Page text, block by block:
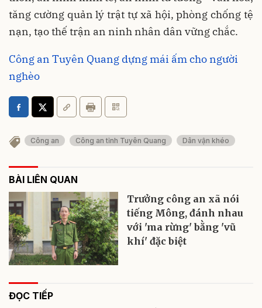
tăng cường quản lý trật tự xã hội, phòng chống tệ
nạn, tạo thế trận an ninh nhân dân vững chắc.
Công an Tuyên Quang dựng mái ấm cho người
nghèo
Công an Công an tỉnh Tuyên Quang Dân vận khéo
BÀI LIÊN QUAN
Trưởng công an xã nói
tiếng Mông, đánh nhau
với 'ma rừng' bằng 'vũ
khí' đặc biệt
ĐỌC TIẾP